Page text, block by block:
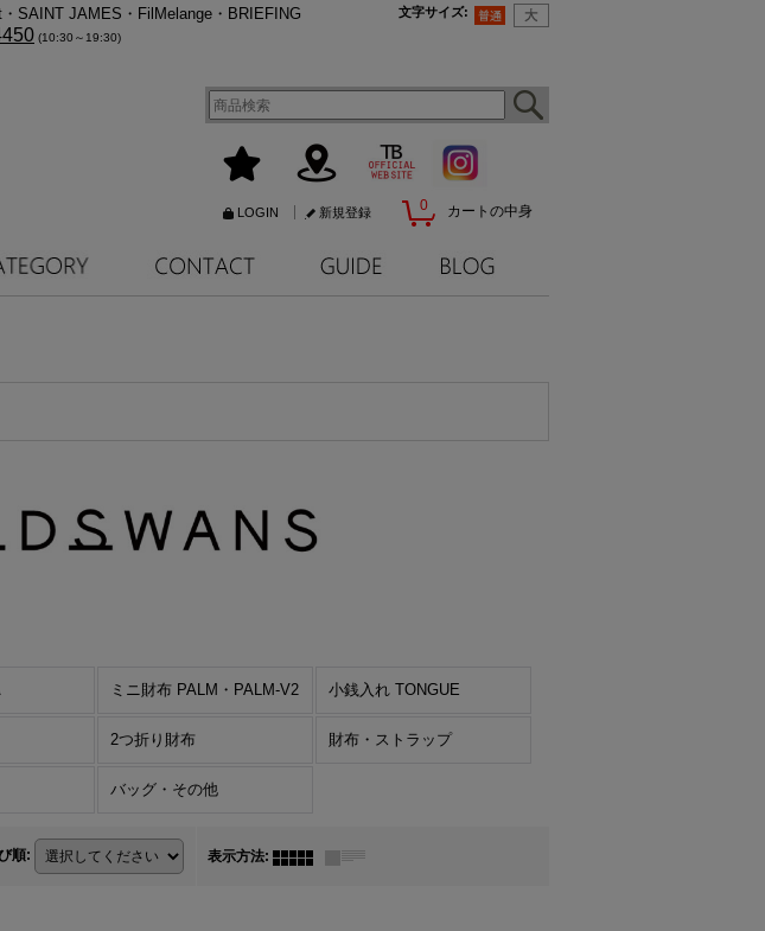
SAINT JAMES・FilMelange・BRIEFING
(10:30～19:30)
文字サイズ:
0 カートの中身
LOGIN 新規登録
ミニ財布 PALM・PALM-V2 小銭入れ TONGUE
2つ折り財布 財布・ストラップ
バッグ・その他
順: 表示方法: